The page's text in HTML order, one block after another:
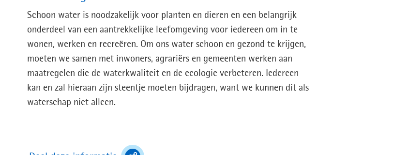
Schoon water is noodzakelijk voor planten en dieren en een belangrijk
onderdeel van een aantrekkelijke leefomgeving voor iedereen om in te
wonen, werken en recreëren. Om ons water schoon en gezond te krijgen,
moeten we samen met inwoners, agrariërs en gemeenten werken aan
maatregelen die de waterkwaliteit en de ecologie verbeteren. Iedereen
kan en zal hieraan zijn steentje moeten bijdragen, want we kunnen dit als
waterschap niet alleen.
(toont